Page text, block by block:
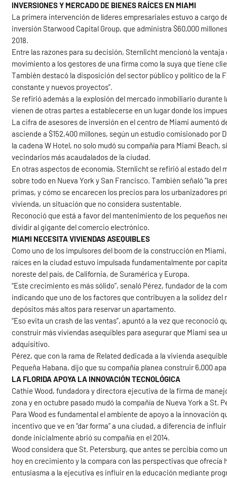
INVERSIONES Y MERCADO DE BIENES RAÍCES EN MIAMI
La primera intervención de líderes empresariales estuvo a cargo
inversión Starwood Capital Group, que administra $60,000
2018.
Entre las razones para su decisión, Sternlicht mencionó la
movimiento a los gestores de una firma como la suya que tiene
También destacó la disposición del sector público y político de la
constante y nuevos proyectos”.
Se refirió además a la explosión del mercado inmobiliario
vienen de otras partes a establecerse en un lugar donde los
La cifra de asesores de inversión en el centro de Miami aumentó
asciende a $152,400 millones, según un estudio comisionado
la cadena W Hotel, no solo mudó su compañía para Miami
vecindarios más acaudalados de la ciudad.
En otras aspectos de economía, Sternlicht se refirió al estado del
sobre todo en Nueva York y San Francisco. También señaló “la
primas, y cómo se encarecen los precios para los urbanizadores
vivienda, un situación que no considera sustentable.
Reconoció que está a favor del mantenimiento de los pequeños
dividir al gigante del comercio electrónico.
MIAMI NECESITA VIVIENDAS ASEQUIBLES
Como uno de los impulsores del boom de la construcción en
raíces en la ciudad estuvo impulsada fundamentalmente por
noreste del país, de California, de Suramérica y Europa.
“Este crecimiento es más sólido”, senaló Pérez, fundador de la
indicando que uno de los factores que contribuyen a la solidez
depósitos más altos para reservar un apartamento.
“Eso evita un crash de las ventas”, apuntó a la vez que
construir más viviendas asequibles para asegurar que Miami sea
adquisitivo.
Pérez, que con la rama de Related dedicada a la vivienda
Pequeña Habana, dijo que su compañía planea construir 6,000
LA FLORIDA APOYA LA INNOVACIÓN TECNOLÓGICA
Cathie Wood, fundadora y directora ejecutiva de la firma de
zona y en octubre pasado mudó la compañía de Nueva York a St.
Para Wood es fundamental el ambiente de apoyo a la innovación
incentivo que ve en “dar forma” a una ciudad, a diferencia de
donde inicialmente abrió su compañía en el 2014.
Wood considera que St. Petersburg, que antes se percibía como
hoy en crecimiento y la compara con las perspectivas que ofrecía
entusiasma a la ejecutiva es influir en la educación mediante